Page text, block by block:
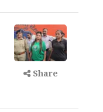
Share